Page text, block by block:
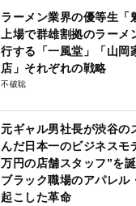
ラーメン業界の優等生「
上場で群雄割拠のラー
行する「一風堂」「山岡
店」それぞれの戦略
不破聡
元ギャル男社長が渋谷の
んだ日本一のビジネスモ
万円の店舗スタッフ”を
ブラック職場のアパレル
起こした革命